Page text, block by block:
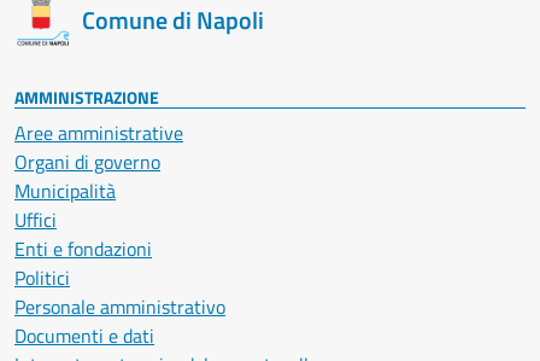
Comune di Napoli
AMMINISTRAZIONE
Aree amministrative
Organi di governo
Municipalità
Uffici
Enti e fondazioni
Politici
Personale amministrativo
Documenti e dati